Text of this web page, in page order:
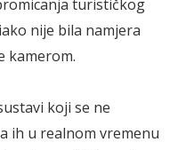
turističkog
nije bila namjera
kamerom.
koji se ne
ih u realnom vremenu